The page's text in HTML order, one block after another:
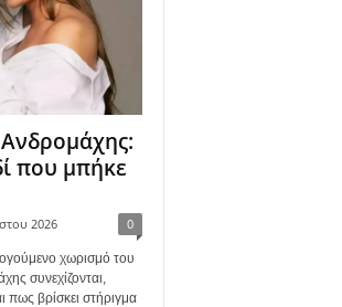
που μπήκε
2026 0
χωρισμό του
συνεχίζονται,
πως βρίσκει στήριγμα